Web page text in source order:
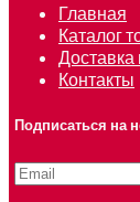
Главная
Каталог
Доставка
Контакты
Подписаться на